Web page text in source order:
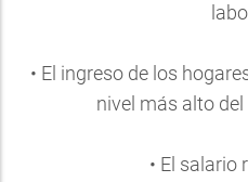
• El ingreso de los
nivel más alto
• El salario